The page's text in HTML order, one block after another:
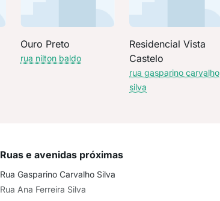
Ouro Preto
rua nilton baldo
Residencial Vista
Castelo
rua gasparino carvalho
silva
Ruas e avenidas próximas
Rua Gasparino Carvalho Silva
Rua Ana Ferreira Silva